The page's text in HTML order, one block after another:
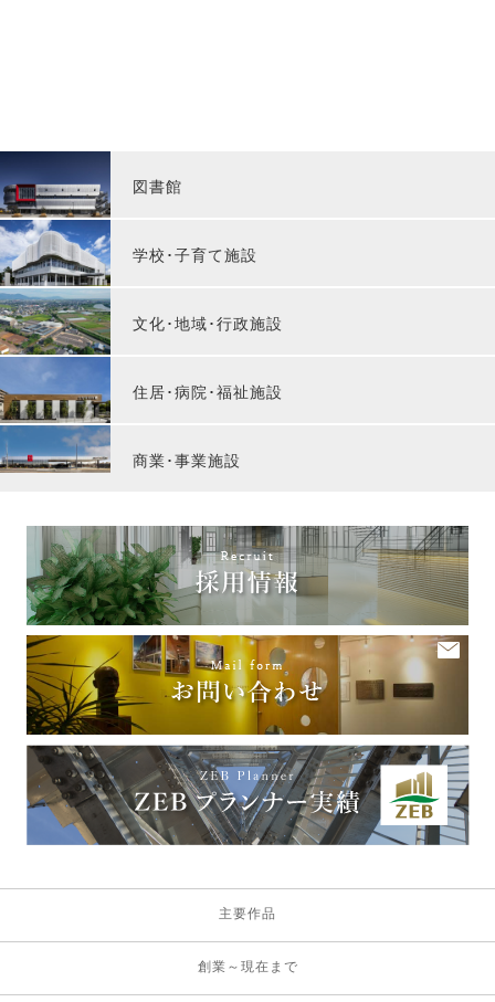
図書館
学校･子育て施設
文化･地域･行政施設
住居･病院･福祉施設
商業･事業施設
主要作品
創業～現在まで